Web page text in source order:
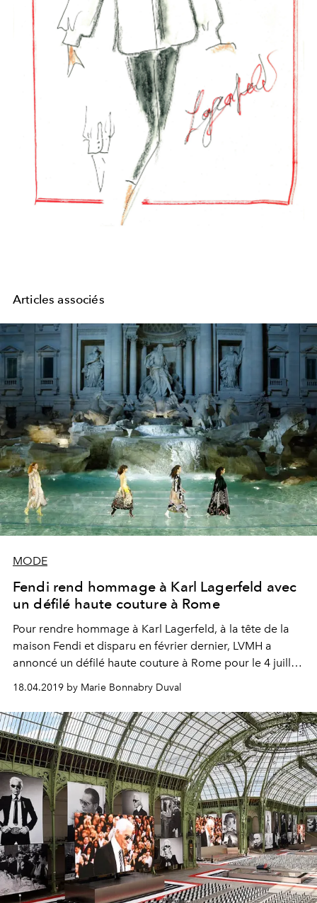
Articles associés
MODE
Fendi rend hommage à Karl Lagerfeld avec
un défilé haute couture à Rome
Pour rendre hommage à Karl Lagerfeld, à la tête de la
maison Fendi et disparu en février dernier, LVMH a
annoncé un défilé haute couture à Rome pour le 4 juillet
18.04.2019 by Marie Bonnabry Duval